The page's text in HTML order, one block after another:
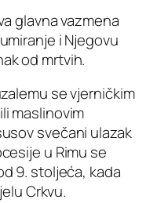
glavna vazmena
i Njegovu
od mrtvih.
se vjerničkim
maslinovim
svečani ulazak
u Rimu se
9. stoljeća, kada
Crkvu.